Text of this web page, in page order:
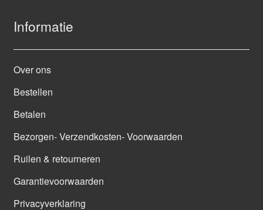
Informatie
Over ons
Bestellen
Betalen
Bezorgen- Verzendkosten- Voorwaarden
Ruilen & retourneren
Garantievoorwaarden
Privacyverklaring